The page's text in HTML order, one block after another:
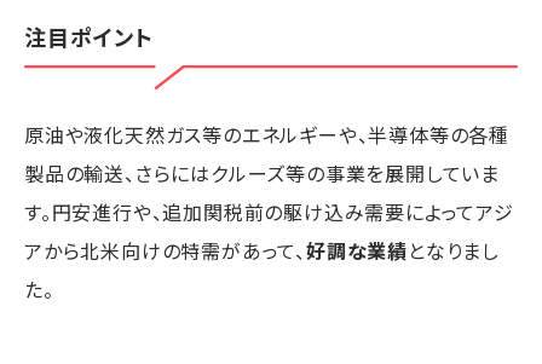
注目ポイント
原油や液化天然ガス等のエネルギーや、半導体等の各種
製品の輸送、さらにはクルーズ等の事業を展開していま
す。円安進行や、追加関税前の駆け込み需要によってアジ
アから北米向けの特需があって、好調な業績となりまし
た。